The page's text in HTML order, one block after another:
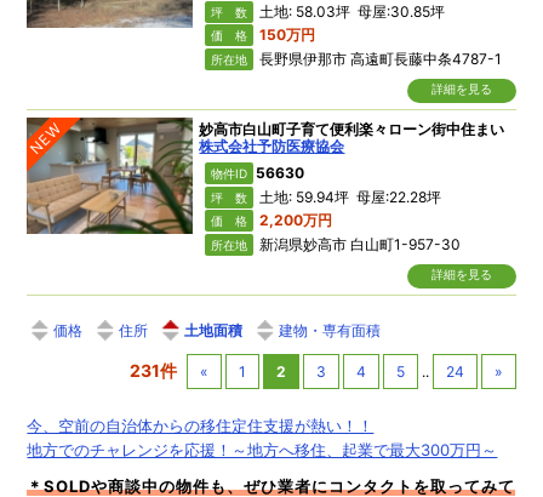
坪 数 土地: 58.03坪 母屋:30.85坪
価 格 150万円
所在地 長野県伊那市 高遠町長藤中条4787-1
詳細を見る
NEW
妙高市白山町子育て便利楽々ローン街中住まい
株式会社予防医療協会
物件ID 56630
坪 数 土地: 59.94坪 母屋:22.28坪
価 格 2,200万円
所在地 新潟県妙高市 白山町1-957-30
詳細を見る
価格 住所 土地面積 建物・専有面積
231件 « 1 2 3 4 5 .. 24 »
今、空前の自治体からの移住定住支援が熱い！！
地方でのチャレンジを応援！～地方へ移住、起業で最大300万円～
＊SOLDや商談中の物件も、ぜひ業者にコンタクトを取ってみて